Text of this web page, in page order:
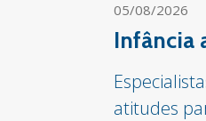
05/08/2026
Infância
atitudes